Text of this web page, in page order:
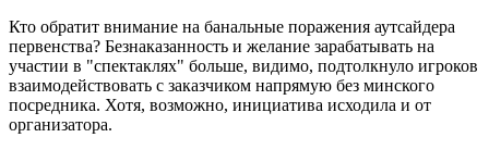
Кто обратит внимание на банальные поражения аутсайдера
первенства? Безнаказанность и желание зарабатывать на
участии в "спектаклях" больше, видимо, подтолкнуло игроков
взаимодействовать с заказчиком напрямую без минского
посредника. Хотя, возможно, инициатива исходила и от
организатора.